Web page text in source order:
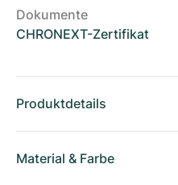
Dokumente
CHRONEXT-Zertifikat
Produktdetails
Material & Farbe